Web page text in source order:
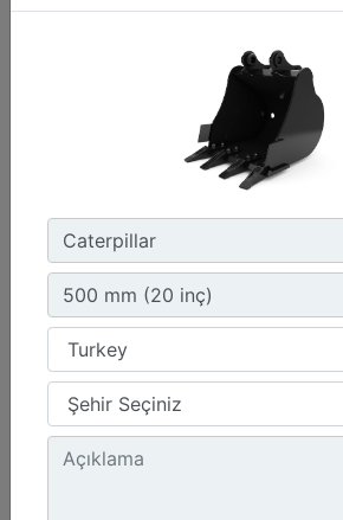
260 mm (10 inç)
Genişlik :
10.2 inç - 260 mm
1.2 ft³ - 34 l
Ağırlık :